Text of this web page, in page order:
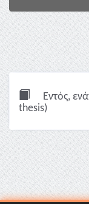
Εντός,
thesis)